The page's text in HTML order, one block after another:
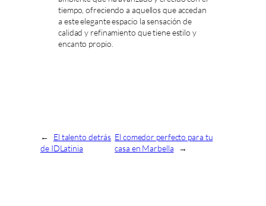
tiempo, ofreciendo a aquellos que accedan
a este elegante espacio la sensación de
calidad y refinamiento que tiene estilo y
encanto propio.
←
El talento detrás
de IDLatinia
El comedor perfecto para tu
casa en Marbella
→